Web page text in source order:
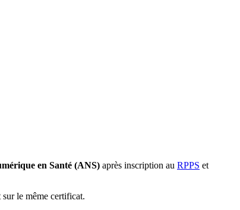
en Santé (ANS) après inscription au RPPS et
sur le même certificat.